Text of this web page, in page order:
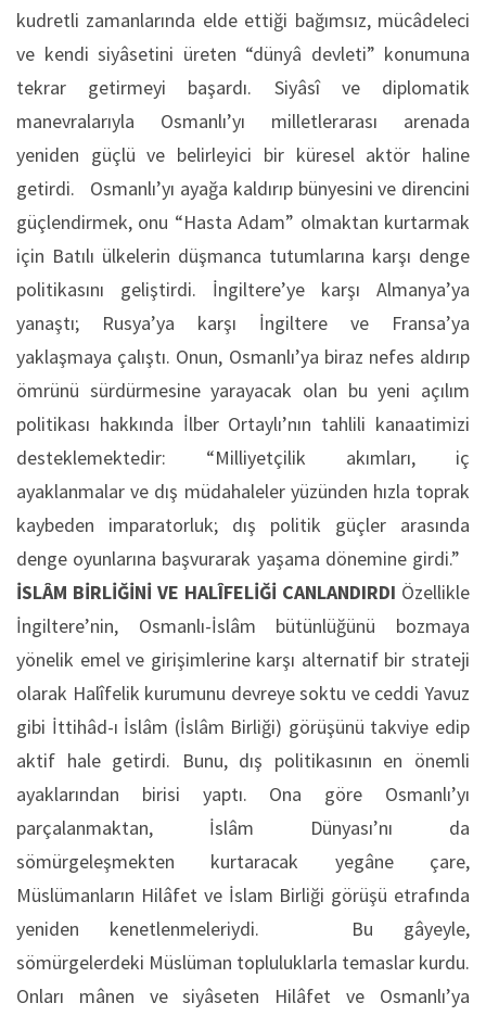
kudretli zamanlarında elde ettiği bağımsız, mücâdeleci
ve kendi siyâsetini üreten “dünyâ devleti” konumuna
tekrar getirmeyi başardı. Siyâsî ve diplomatik
manevralarıyla Osmanlı’yı milletlerarası arenada
yeniden güçlü ve belirleyici bir küresel aktör haline
getirdi. Osmanlı’yı ayağa kaldırıp bünyesini ve direncini
güçlendirmek, onu “Hasta Adam” olmaktan kurtarmak
için Batılı ülkelerin düşmanca tutumlarına karşı denge
politikasını geliştirdi. İngiltere’ye karşı Almanya’ya
yanaştı; Rusya’ya karşı İngiltere ve Fransa’ya
yaklaşmaya çalıştı. Onun, Osmanlı’ya biraz nefes aldırıp
ömrünü sürdürmesine yarayacak olan bu yeni açılım
politikası hakkında İlber Ortaylı’nın tahlili kanaatimizi
desteklemektedir: “Milliyetçilik akımları, iç
ayaklanmalar ve dış müdahaleler yüzünden hızla toprak
kaybeden imparatorluk; dış politik güçler arasında
denge oyunlarına başvurarak yaşama dönemine girdi.”
İSLÂM BİRLİĞİNİ VE HALÎFELİĞİ CANLANDIRDI Özellikle
İngiltere’nin, Osmanlı-İslâm bütünlüğünü bozmaya
yönelik emel ve girişimlerine karşı alternatif bir strateji
olarak Halîfelik kurumunu devreye soktu ve ceddi Yavuz
gibi İttihâd-ı İslâm (İslâm Birliği) görüşünü takviye edip
aktif hale getirdi. Bunu, dış politikasının en önemli
ayaklarından birisi yaptı. Ona göre Osmanlı’yı
parçalanmaktan, İslâm Dünyası’nı da
sömürgeleşmekten kurtaracak yegâne çare,
Müslümanların Hilâfet ve İslam Birliği görüşü etrafında
yeniden kenetlenmeleriydi. Bu gâyeyle,
sömürgelerdeki Müslüman topluluklarla temaslar kurdu.
Onları mânen ve siyâseten Hilâfet ve Osmanlı’ya